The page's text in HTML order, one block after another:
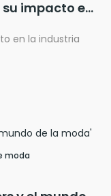
Más que moda: Balenciaga y su impacto en la industria
en la industria
moda